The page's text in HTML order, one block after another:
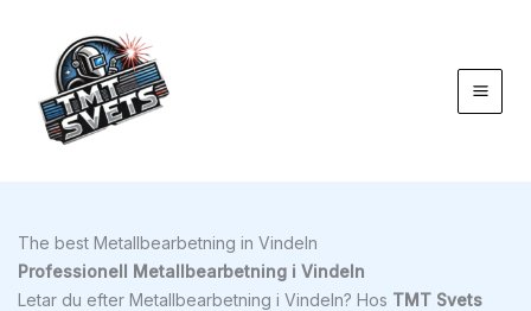
innehåll
The best Metallbearbetning in Vindeln
Professionell Metallbearbetning i Vindeln
Letar du efter Metallbearbetning i Vindeln? Hos TMT Svets